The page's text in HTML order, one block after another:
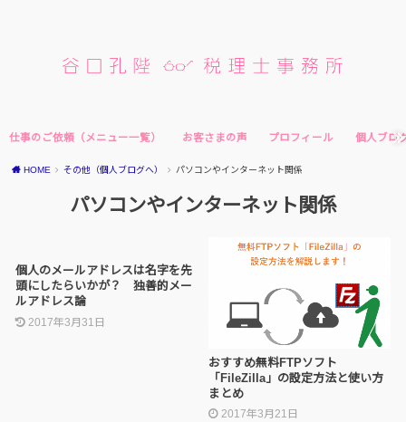
仕事のご依頼（メニュー一覧） お客さまの声 プロフィール 個人ブロ
HOME その他（個人ブログへ） パソコンやインターネット関係
パソコンやインターネット関係
個人のメールアドレスは名字を先
頭にしたらいかが？ 独善的メー
ルアドレス論
2017年3月31日
おすすめ無料FTPソフト
「FileZilla」の設定方法と使い方
まとめ
2017年3月21日